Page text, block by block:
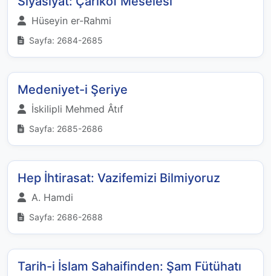
Hüseyin er-Rahmi
Sayfa: 2684-2685
Medeniyet-i Şeriye
İskilipli Mehmed Âtıf
Sayfa: 2685-2686
Hep İhtirasat: Vazifemizi Bilmiyoruz
A. Hamdi
Sayfa: 2686-2688
Tarih-i İslam Sahaifinden: Şam Fütühatı